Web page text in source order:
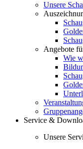
Unsere
Angebote
Wie
Service &
Unsere